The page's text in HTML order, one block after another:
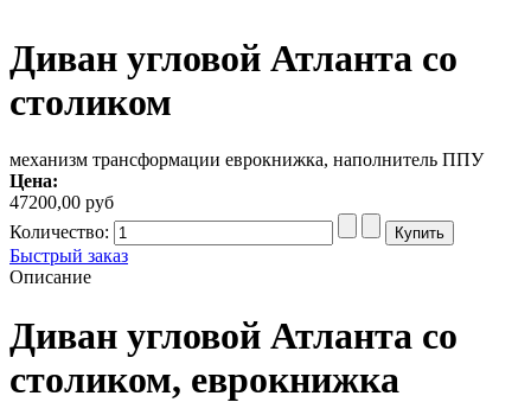
Диван угловой Атланта со
столиком
механизм трансформации еврокнижка, наполнитель ППУ
Цена:
47200,00 руб
Количество:
Быстрый заказ
Описание
Диван угловой Атланта со
столиком, еврокнижка